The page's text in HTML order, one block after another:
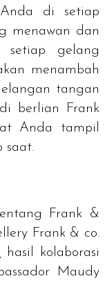
Anda di setiap
menawan dan
setiap gelang
menambah
tangan
berlian Frank
Anda tampil
saat.
Frank &
Frank & co.
hasil kolaborasi
Maudy